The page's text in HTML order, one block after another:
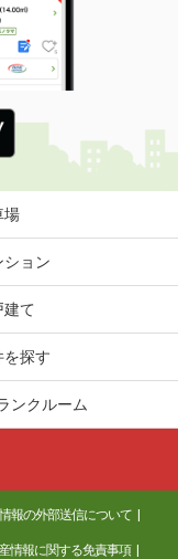
場
ション
建て
を探す
ンクルーム
報の外部送信について
情報に関する免責事項